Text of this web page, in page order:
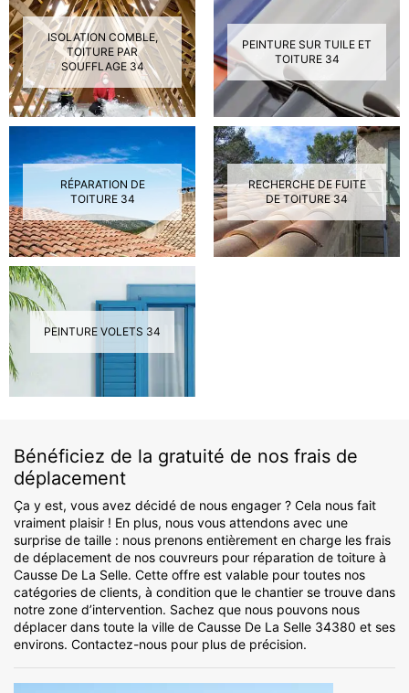
ISOLATION COMBLE,
TOITURE PAR
SOUFFLAGE 34
PEINTURE SUR TUILE ET
TOITURE 34
RÉPARATION DE
TOITURE 34
RECHERCHE DE FUITE
DE TOITURE 34
PEINTURE VOLETS 34
Bénéficiez de la gratuité de nos frais de
déplacement
Ça y est, vous avez décidé de nous engager ? Cela nous fait
vraiment plaisir ! En plus, nous vous attendons avec une
surprise de taille : nous prenons entièrement en charge les frais
de déplacement de nos couvreurs pour réparation de toiture à
Causse De La Selle. Cette offre est valable pour toutes nos
catégories de clients, à condition que le chantier se trouve dans
notre zone d’intervention. Sachez que nous pouvons nous
déplacer dans toute la ville de Causse De La Selle 34380 et ses
environs. Contactez-nous pour plus de précision.